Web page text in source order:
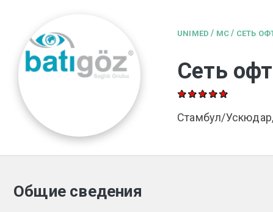
UNIMED / MC / СЕТЬ
Сеть
Стамбул/
Общие сведения